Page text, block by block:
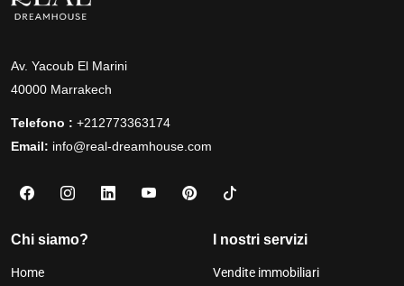
Av. Yacoub El Marini
40000 Marrakech
Telefono : +212773363174
Email: info@real-dreamhouse.com
Chi siamo?
Home
I nostri servizi
Vendite immobiliari